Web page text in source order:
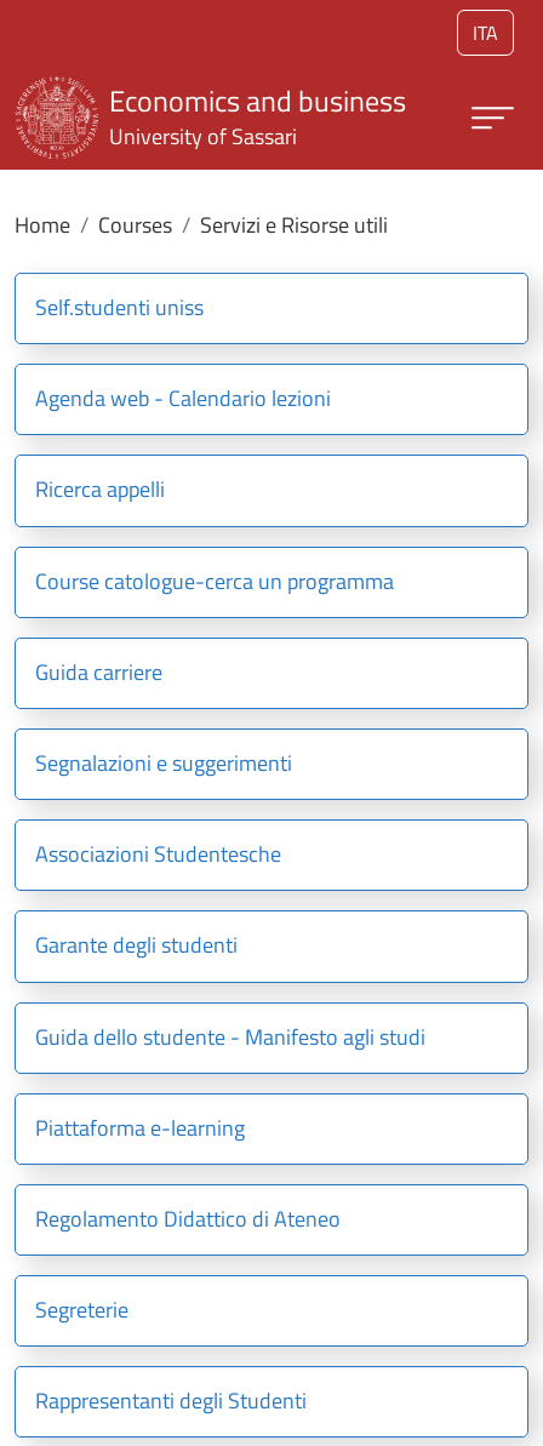
ITA
Economics and business
University of Sassari
Home Courses Servizi e Risorse utili
Self.studenti uniss
Agenda web - Calendario lezioni
Ricerca appelli
Course catologue-cerca un programma
Guida carriere
Segnalazioni e suggerimenti
Associazioni Studentesche
Garante degli studenti
Guida dello studente - Manifesto agli studi
Piattaforma e-learning
Regolamento Didattico di Ateneo
Segreterie
Rappresentanti degli Studenti